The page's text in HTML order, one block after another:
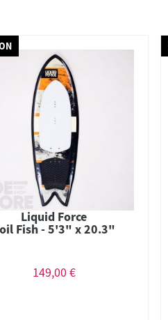
Liquid Force
Fish - 5'3" x 20.3"
149,00 €